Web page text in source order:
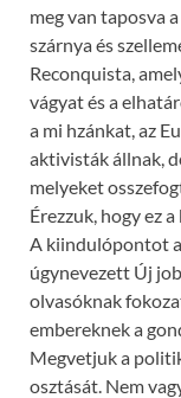
meg van taposva
szárnya és
Reconquista,
vágyat és a
a mi hzánkat, az
aktivisták állnak,
melyeket
Érezzuk, hogy ez
A kiindulópontot
úgynevezett Új
olvasóknak
embereknek a
Megvetjuk a
osztását. Nem